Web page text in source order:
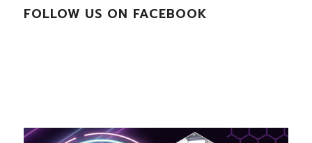
FOLLOW US ON FACEBOOK